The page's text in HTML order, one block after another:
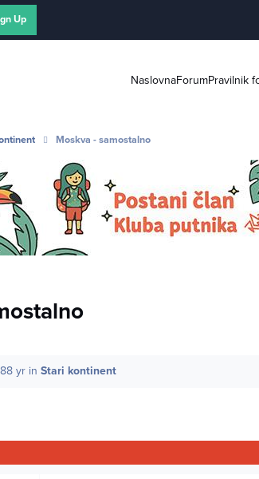
Up
NaslovnaForumPravilnik
Moskva - samostalno
8 yrin Stari kontinent